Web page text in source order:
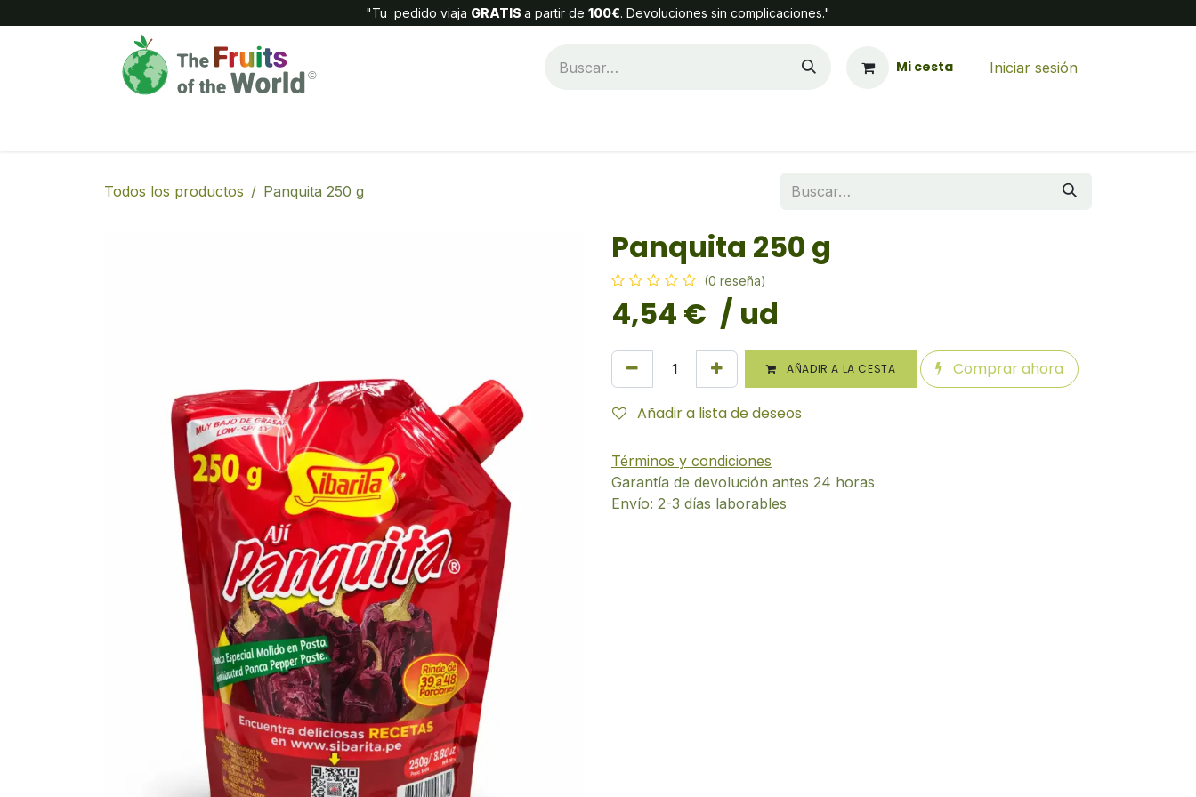
"Tu pedido viaja GRATIS a partir de 100€. Devoluciones sin complicaciones."
Mi cesta Iniciar sesión
Todos los productos Panquita 250 g
Panquita 250 g
(0 reseña)
4,54 € / ud
AÑADIR A LA CESTA Comprar ahora
Añadir a lista de deseos
Términos y condiciones
Garantía de devolución antes 24 horas
Envío: 2-3 días laborables